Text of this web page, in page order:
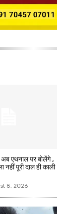
अब एथनाल पर बोलेंगे ,
नहीं पूरी दाल ही काली
8, 2026